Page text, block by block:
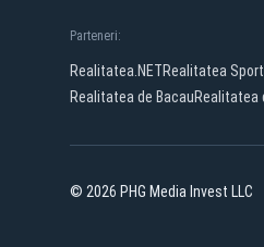
Parteneri:
Realitatea.NETRealitatea
Realitatea de BacauRealitatea
© 2026 PHG Media Invest LLC